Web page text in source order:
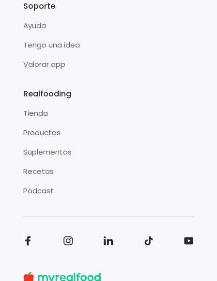
Soporte
Ayuda
Tengo una idea
Valorar app
Realfooding
Tienda
Productos
Suplementos
Recetas
Podcast